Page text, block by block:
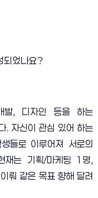
되었나요?
발, 디자인 등을 하는
.자신이 관심 있어 하는
들로 이루어져 서로의
재는 기획/마케팅 1 명,
뤄 같은 목표 향해 달려